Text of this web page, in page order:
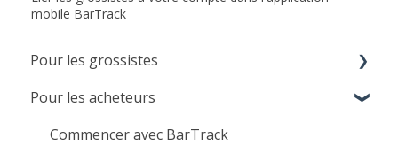
mobile BarTrack
Pour les grossistes
Démarrage pour les grossistes
Paramètres
Pour les acheteurs
Commencer avec BarTrack